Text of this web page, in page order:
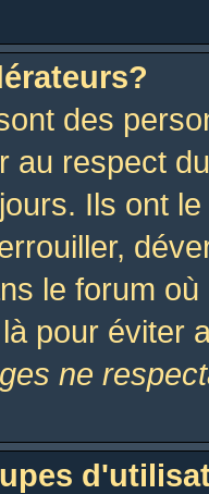
des
au respect
Ils ont
le forum
pour éviter
ne